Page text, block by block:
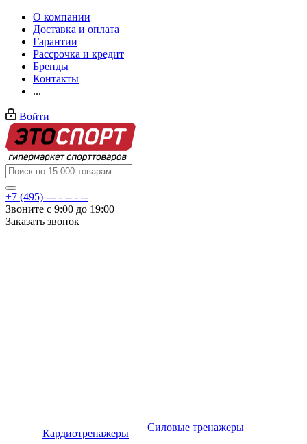
О компании
Доставка и оплата
Гарантии
Рассрочка и кредит
Бренды
Контакты
...
Войти
+7 (495) --- - -- - --
Звоните с 9:00 до 19:00
Заказать звонок
Кардиотренажеры
Силовые тренажеры